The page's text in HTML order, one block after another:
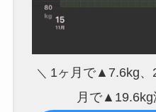
＼ 1ヶ月で▲7.6kg
月で▲19.6kg